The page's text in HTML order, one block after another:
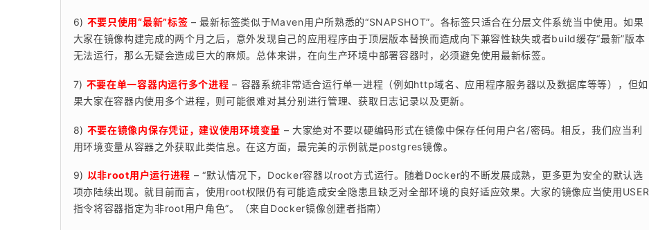
6) 不要只使用“最新”标签 – 最新标签类似于Maven用户所熟悉的“SNAPSHOT”。各标签只适合在分层文件系统当中使用。如果
大家在镜像构建完成的两个月之后，意外发现自己的应用程序由于顶层版本替换而造成向下兼容性缺失或者build缓存“最新”版本
无法运行，那么无疑会造成巨大的麻烦。总体来讲，在向生产环境中部署容器时，必须避免使用最新标签。
7) 不要在单一容器内运行多个进程 – 容器系统非常适合运行单一进程（例如http域名、应用程序服务器以及数据库等等），但如
果大家在容器内使用多个进程，则可能很难对其分别进行管理、获取日志记录以及更新。
8) 不要在镜像内保存凭证，建议使用环境变量 – 大家绝对不要以硬编码形式在镜像中保存任何用户名/密码。相反，我们应当利
用环境变量从容器之外获取此类信息。在这方面，最完美的示例就是postgres镜像。
9) 以非root用户运行进程 – “默认情况下，Docker容器以root方式运行。随着Docker的不断发展成熟，更多更为安全的默认选
项亦陆续出现。就目前而言，使用root权限仍有可能造成安全隐患且缺乏对全部环境的良好适应效果。大家的镜像应当使用USER
指令将容器指定为非root用户角色”。（来自Docker镜像创建者指南）